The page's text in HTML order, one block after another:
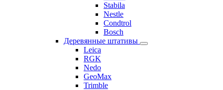
Stabila
Nestle
Condtrol
Bosch
Деревянные штативы
Leica
RGK
Nedo
GeoMax
Trimble